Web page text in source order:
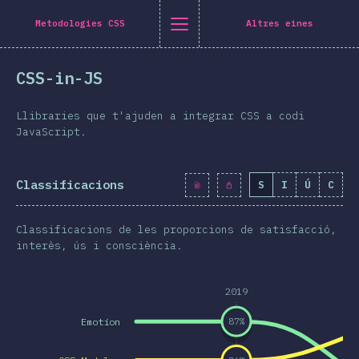
ES] general.title
[ca-ES] general.back_to_intro
[ca-ES] general.close_nav
i gràfics
transformacions
Queries
ho a Twitter
ho a Facebook
Comparteix-ho a LinkedIn
Comparteix-ho per correu electrònic
Metodologies CSS Altres eines
CSS-in-JS
Llibraries que t'ajuden a integrar CSS a codi
JavaScript.
Classificacions S I Ú C
Classificacions de les proporcions de satisfacció,
interès, ús i consciència.
2019
Emotion 87%
Navigated to [ca-ES] general.title